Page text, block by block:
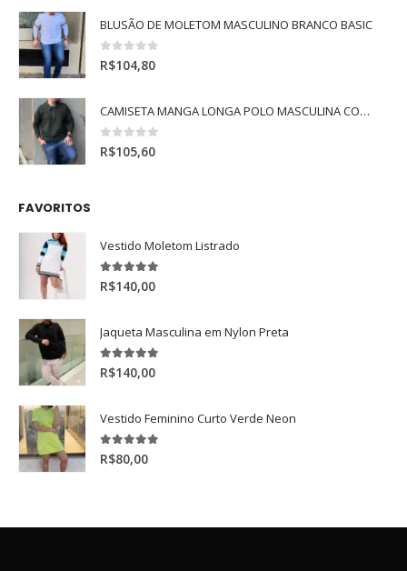
BLUSÃO DE MOLETOM MASCULINO BRANCO BASIC
0 de 5
R$104,80
CAMISETA MANGA LONGA POLO MASCULINA COM MANGA RAGLAN
0 de 5
R$105,60
FAVORITOS
Vestido Moletom Listrado
5.00de 5
R$140,00
Jaqueta Masculina em Nylon Preta
5.00de 5
R$140,00
Vestido Feminino Curto Verde Neon
5.00de 5
R$80,00